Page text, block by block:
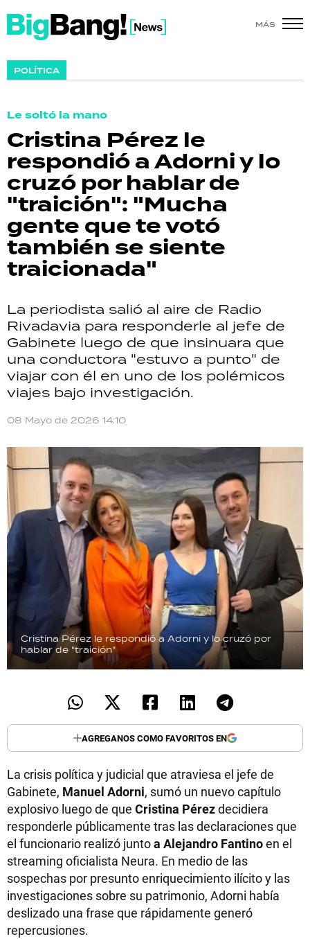
MÁS
POLÍTICA
Le soltó la mano
Cristina Pérez le
respondió a Adorni y lo
cruzó por hablar de
"traición": "Mucha
gente que te votó
también se siente
traicionada"
La periodista salió al aire de Radio
Rivadavia para responderle al jefe de
Gabinete luego de que insinuara que
una conductora "estuvo a punto" de
viajar con él en uno de los polémicos
viajes bajo investigación.
08 Mayo de 2026 14:10
Cristina Pérez le respondió a Adorni y lo cruzó por
hablar de "traición"
AGREGANOS COMO FAVORITOS EN
La crisis política y judicial que atraviesa el jefe de
Gabinete, Manuel Adorni, sumó un nuevo capítulo
explosivo luego de que Cristina Pérezdecidiera
responderle públicamente tras las declaraciones que
el funcionario realizó juntoa Alejandro Fantinoen el
streaming oficialista Neura. En medio de las
sospechas por presunto enriquecimiento ilícito y las
investigaciones sobre su patrimonio, Adorni había
deslizado una frase que rápidamente generó
repercusiones.
SHOW
ACTUALIDAD
POLICIALES
ECONOMÍA
GRAN HERMANO
SALUD
DEPORTES
TECNOLOGÍA
RECETAS
PALABRAS
HORÓSCOPO
Seguinos